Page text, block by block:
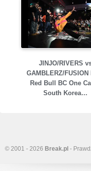
JINJO/RIVERS
GAMBLERZ/FUSION
Red Bull BC One
South Korea…
© 2001 - 2026 Break.pl -